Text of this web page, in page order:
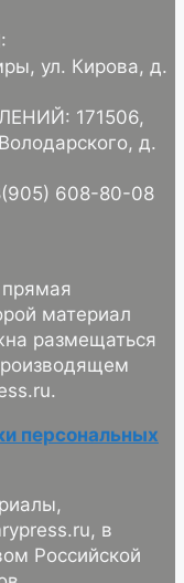
ул. Кирова, д.
171506,
д.
608-80-08
прямая
материал
размещаться
персональных
в
Российской